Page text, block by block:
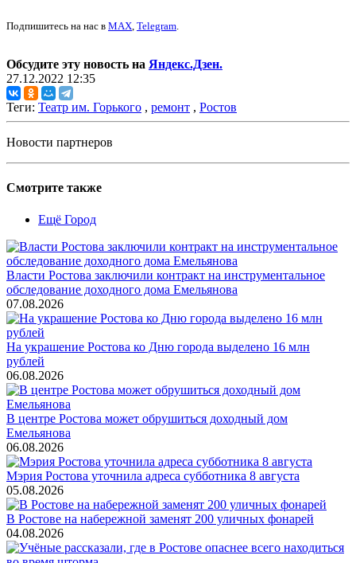
Подпишитесь на нас в MAX, Telegram.
Обсудите эту новость на Яндекс.Дзен.
27.12.2022 12:35
Теги: Театр им. Горького , ремонт , Ростов
Новости партнеров
Смотрите также
Ещё Город
Власти Ростова заключили контракт на инструментальное
обследование доходного дома Емельянова
07.08.2026
На украшение Ростова ко Дню города выделено 16 млн
рублей
06.08.2026
В центре Ростова может обрушиться доходный дом
Емельянова
06.08.2026
Мэрия Ростова уточнила адреса субботника 8 августа
05.08.2026
В Ростове на набережной заменят 200 уличных фонарей
04.08.2026